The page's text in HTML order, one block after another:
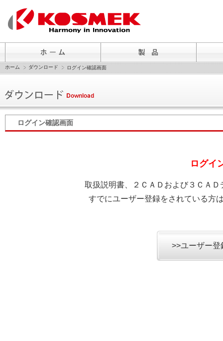
ホーム ダウンロード ログイン確認画面
ログイン確認画面
ログイ
取扱説明書、２ＣＡＤおよび３ＣＡ
すでにユーザー登録をされている方
>>ユーザー